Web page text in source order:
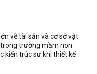
về tài sản và cơ sở vật
trong trường mầm non
kiến trúc sư khi thiết kế